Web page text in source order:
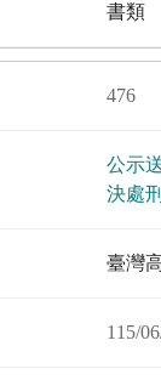
書類
476
公示
決處
臺灣
115/